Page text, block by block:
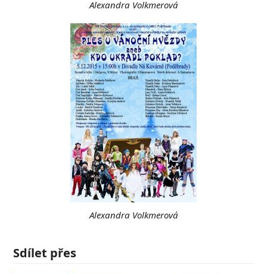
Alexandra Volkmerová
Alexandra Volkmerová
Sdílet přes